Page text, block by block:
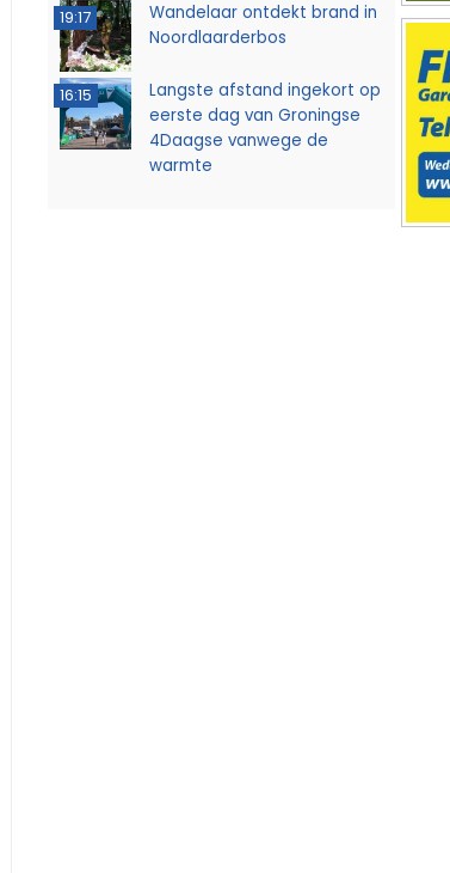
19:17
Wandelaar ontdekt brand in
Noordlaarderbos
16:15
Langste afstand ingekort op
eerste dag van Groningse
4Daagse vanwege de
warmte